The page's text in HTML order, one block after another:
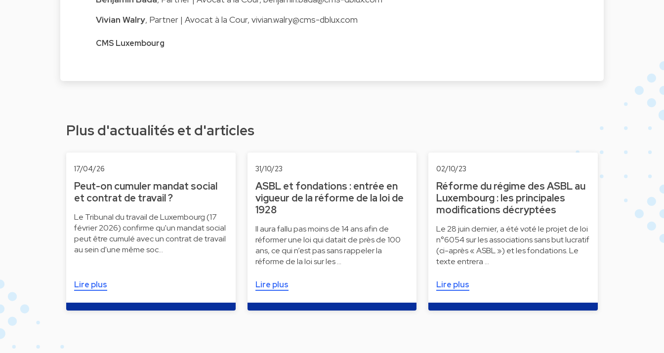
Vivian Walry, Partner | Avocat à la Cour, vivian.walry@cms-dblux.com
CMS Luxembourg
Plus d'actualités et d'articles
17/04/26
Peut-on cumuler mandat social
et contrat de travail ?
Le Tribunal du travail de Luxembourg (17
février 2026) confirme qu'un mandat social
peut être cumulé avec un contrat de travail
au sein d'une même soc…
Lire plus
31/10/23
ASBL et fondations : entrée en
vigueur de la réforme de la loi de
1928
Il aura fallu pas moins de 14 ans afin de
réformer une loi qui datait de près de 100
ans, ce qui n’est pas sans rappeler la
réforme de la loi sur les …
Lire plus
02/10/23
Réforme du régime des ASBL au
Luxembourg : les principales
modifications décryptées
Le 28 juin dernier, a été voté le projet de loi
n°6054 sur les associations sans but lucratif
(ci-après « ASBL ») et les fondations. Le
texte entrera …
Lire plus